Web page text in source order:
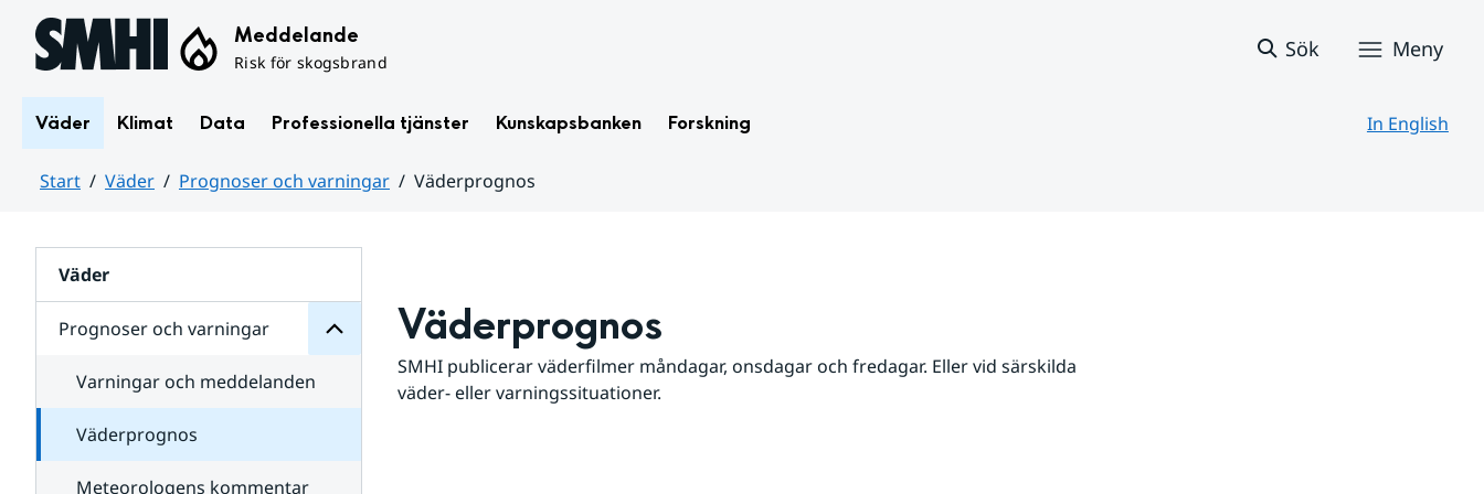
Hoppa till sidans innehåll Meddelande
Risk för skogsbrand
Sök Meny
Väder Klimat Data Professionella tjänster Kunskapsbanken Forskning In English
Start Väder Prognoser och varningar
Väderprognos
Väder
Prognoser och varningar
för
varningar
Varningar och meddelanden
Väderprognos
Meteorologens kommentar
Väderprognos
SMHI publicerar väderfilmer måndagar, onsdagar och fredagar. Eller vid särskilda
väder- eller varningssituationer.